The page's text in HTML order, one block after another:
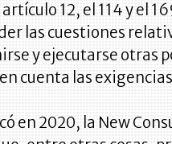
12, el 114 y el
las cuestiones
y ejecutarse otras
cuenta las
en 2020, la New